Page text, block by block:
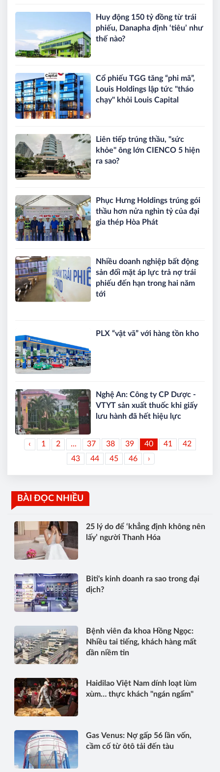
Huy động 150 tỷ đồng từ trái
phiếu, Danapha định ‘tiêu’ như
thế nào?
Cổ phiếu TGG tăng “phi mã”,
Louis Holdings lập tức "tháo
chạy" khỏi Louis Capital
Liên tiếp trúng thầu, "sức
khỏe" ông lớn CIENCO 5 hiện
ra sao?
Phục Hưng Holdings trúng gói
thầu hơn nửa nghìn tỷ của đại
gia thép Hòa Phát
Nhiều doanh nghiệp bất động
sản đối mặt áp lực trả nợ trái
phiếu đến hạn trong hai năm
tới
PLX “vật vã” với hàng tồn kho
Nghệ An: Công ty CP Dược -
VTYT sản xuất thuốc khi giấy
lưu hành đã hết hiệu lực
‹ 1 2 ... 37 38 39 40 41
42
43
44 45 46 ›
BÀI ĐỌC NHIỀU
25 lý do để ‘khẳng định không nên
lấy’ người Thanh Hóa
Biti's kinh doanh ra sao trong đại
dịch?
Bệnh viên đa khoa Hồng Ngọc:
Nhiều tai tiếng, khách hàng mất
dần niềm tin
Haidilao Việt Nam dính loạt lùm
xùm… thực khách "ngán ngẩm"
Gas Venus: Nợ gấp 56 lần vốn,
cầm cố từ ôtô tải đến tàu